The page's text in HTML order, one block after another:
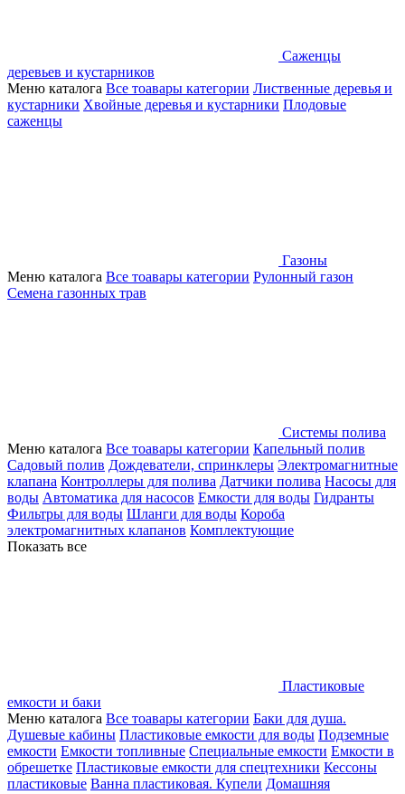
Саженцы
деревьев и кустарников
Меню каталога Все тоавары категории Лиственные деревья и
кустарники Хвойные деревья и кустарники Плодовые
саженцы
Газоны
Меню каталога Все тоавары категории Рулонный газон
Семена газонных трав
Системы полива
Меню каталога Все тоавары категории Капельный полив
Садовый полив Дождеватели, спринклеры Электромагнитные
клапана Контроллеры для полива Датчики полива Насосы для
воды Автоматика для насосов Емкости для воды Гидранты
Фильтры для воды Шланги для воды Короба
электромагнитных клапанов Комплектующие
Показать все
Пластиковые
емкости и баки
Меню каталога Все тоавары категории Баки для душа.
Душевые кабины Пластиковые емкости для воды Подземные
емкости Емкости топливные Специальные емкости Емкости в
обрешетке Пластиковые емкости для спецтехники Кессоны
пластиковые Ванна пластиковая. Купели Домашняя